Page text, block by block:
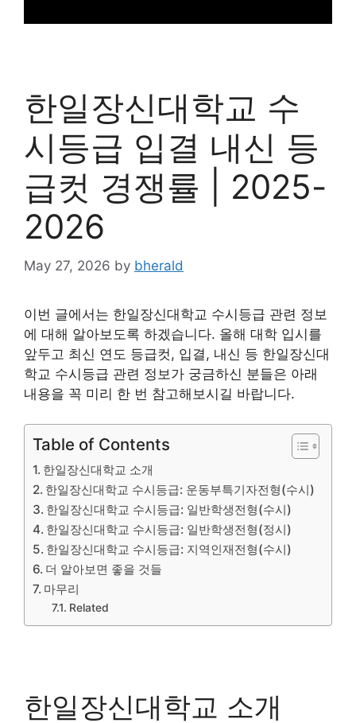
한일장신대학교 수
시등급 입결 내신 등
급컷 경쟁률 | 2025-
2026
May 27, 2026 by bherald
이번 글에서는 한일장신대학교 수시등급 관련 정보
에 대해 알아보도록 하겠습니다. 올해 대학 입시를
앞두고 최신 연도 등급컷, 입결, 내신 등 한일장신대
학교 수시등급 관련 정보가 궁금하신 분들은 아래
내용을 꼭 미리 한 번 참고해보시길 바랍니다.
Table of Contents
한일장신대학교 소개
한일장신대학교 수시등급: 운동부특기자전형(수시)
한일장신대학교 수시등급: 일반학생전형(수시)
한일장신대학교 수시등급: 일반학생전형(정시)
한일장신대학교 수시등급: 지역인재전형(수시)
더 알아보면 좋을 것들
마무리
Related
한일장신대학교 소개